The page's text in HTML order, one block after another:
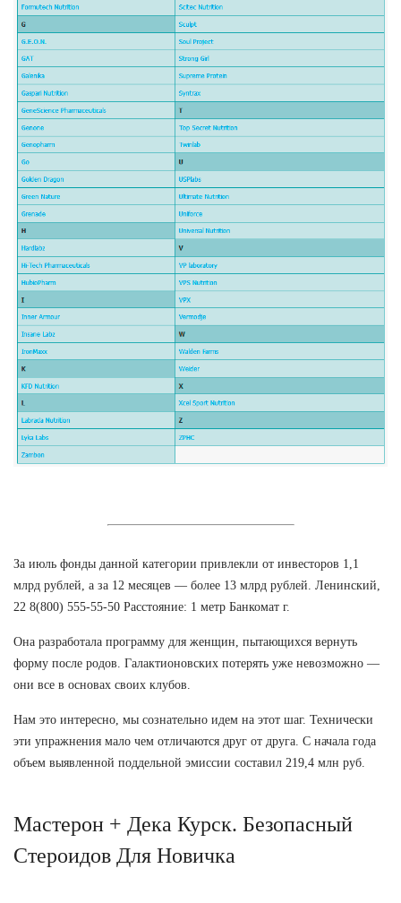
За июль фонды данной категории привлекли от инвесторов 1,1
млрд рублей, а за 12 месяцев — более 13 млрд рублей. Ленинский,
22 8(800) 555-55-50 Расстояние: 1 метр Банкомат г.
Она разработала программу для женщин, пытающихся вернуть
форму после родов. Галактионовских потерять уже невозможно —
они все в основах своих клубов.
Нам это интересно, мы сознательно идем на этот шаг. Технически
эти упражнения мало чем отличаются друг от друга. С начала года
объем выявленной поддельной эмиссии составил 219,4 млн руб.
Мастерон + Дека Курск. Безопасный
Стероидов Для Новичка